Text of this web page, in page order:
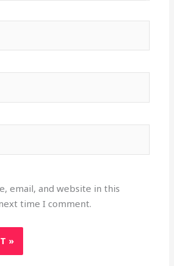
email, and website in this
time I comment.